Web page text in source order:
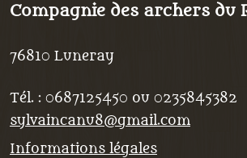
Compagnie des archers du
76810 Luneray
Tél. : 0687125450 ou 0235845382
sylvaincanu8@gmail.com
Informations légales